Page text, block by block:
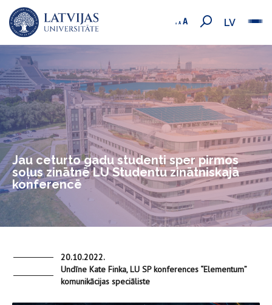
LV
Jau ceturto gadu studenti sper pirmos
soļus zinātnē LU Studentu zinātniskajā
konferencē
20.10.2022.
Undīne Kate Finka, LU SP konferences “Elementum”
komunikācijas speciāliste